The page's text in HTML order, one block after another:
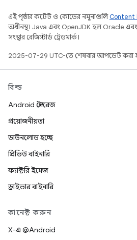
এই পৃষ্ঠার কন্টেন্ট ও কোডের নমুনাগুলিContent
অধীনস্থ। Java এবং OpenJDK হল Oracle
সংস্থার রেজিস্টার্ড ট্রেডমার্ক।
2025-07-29 UTC-তে শেষবার আপডেট করা
বিল্ড
Android স্টোরেজ
প্রয়োজনীয়তা
ডাউনলোড হচ্ছে
প্রিভিউ বাইনারি
ফ্যাক্টরি ইমেজ
ড্রাইভার বাইনারি
কানেক্ট করুন
X-এ @Android